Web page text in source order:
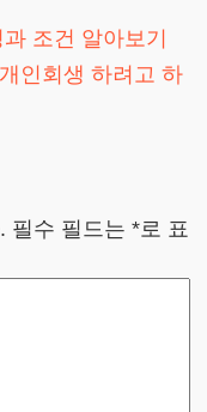
조건 알아보기
인회생 하려고 하
필수 필드는 *로 표